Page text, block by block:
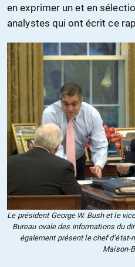
en exprimer un et en
analystes qui ont écrit ce
Le président George W. Bush et le
Bureau ovale des informations du
également présent le chef d’état-
Maison-